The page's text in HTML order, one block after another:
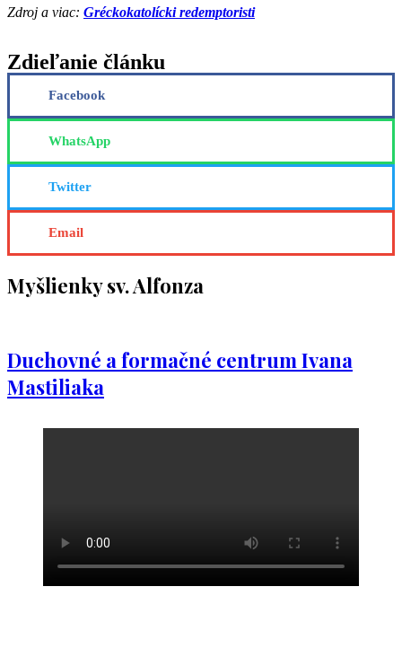
Zdroj a viac: Gréckokatolícki redemptoristi
Zdieľanie článku
Facebook
WhatsApp
Twitter
Email
Myšlienky sv. Alfonza
Duchovné a formačné centrum Ivana
Mastiliaka